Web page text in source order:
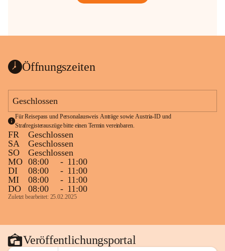
Öffnungszeiten
Geschlossen
Für Reisepass und Personalausweis Anträge sowie Austria-ID und
Strafregisterauszüge bitte einen Termin vereinbaren.
FR
Geschlossen
SA
Geschlossen
SO
Geschlossen
MO 08:00 - 11:00
DI
08:00 - 11:00
MI
08:00 - 11:00
DO
08:00 - 11:00
Zuletzt bearbeitet: 25.02.2025
Veröffentlichungsportal